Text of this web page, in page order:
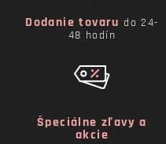
Dodanie tovaru do 24-
48 hodín
Špeciálne zľavy a
akcie